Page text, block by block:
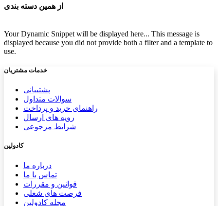
از همین دسته بندی
Your Dynamic Snippet will be displayed here... This message is
displayed because you did not provide both a filter and a template to
use.
خدمات مشتریان
پشتیب​​انی
سوالات متداول
راهنمای خرید و پرداخت
رویه های ارسال
شرایط مرجوعی
کادولین
درباره ما
تماس با ما
قوانین و مقررات
فرصت های شغلی
مجله کادولین